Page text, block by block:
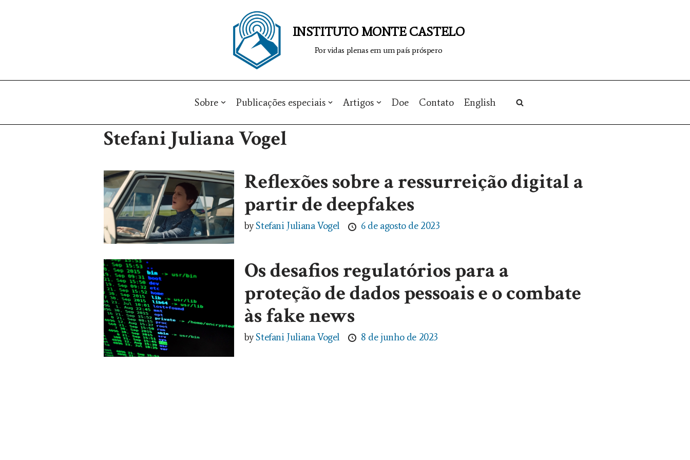
conteúdo
INSTITUTO MONTE CASTELO
Por vidas plenas em um país próspero
Sobre Publicações especiais Artigos Doe Contato English
Stefani Juliana Vogel
Reflexões sobre a ressurreição digital a
partir de deepfakes
byStefani Juliana Vogel 6 de agosto de 2023
Os desafios regulatórios para a
proteção de dados pessoais e o combate
às fake news
byStefani Juliana Vogel 8 de junho de 2023